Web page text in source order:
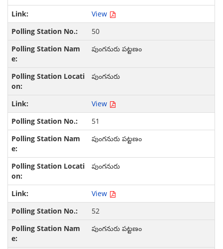
View
50
పుంగనురు పట్టణం
పుంగనురు
View
51
పుంగనురు పట్టణం
పుంగనురు
View
52
పుంగనురు పట్టణం